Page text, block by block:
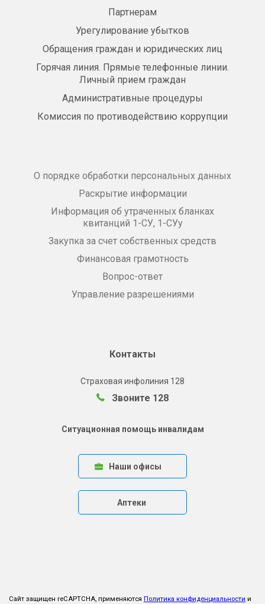
Партнерам
Урегулирование убытков
Обращения граждан и юридических лиц
Горячая линия. Прямые телефонные линии.
Личный прием граждан
Административные процедуры
Комиссия по противодействию коррупции
О порядке обработки персональных данных
Раскрытие информации
Информация об утраченных бланках
квитанций 1-СУ, 1-СУу
Закупка за счет собственных средств
Финансовая грамотность
Вопрос-ответ
Управление разрешениями
Контакты
Страховая инфолиния 128
Звоните 128
Ситуационная помощь инвалидам
Наши офисы
Аптеки
Сайт защищен reCAPTCHA, применяются Политика конфиденциальности и